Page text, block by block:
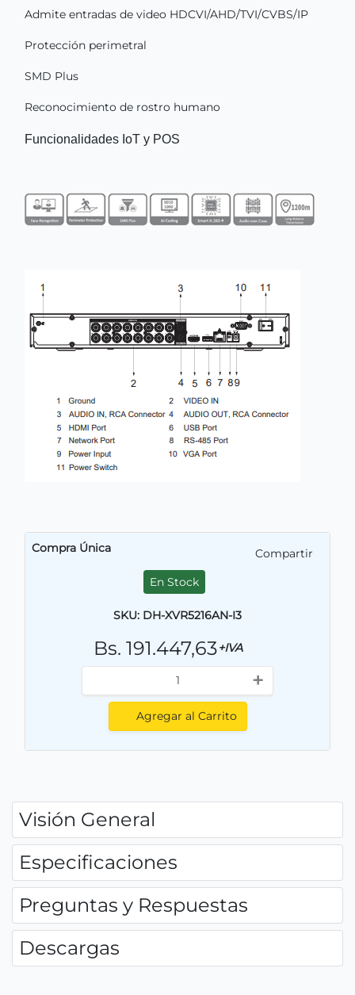
Admite entradas de video HDCVI/AHD/TVI/CVBS/IP
Protección perimetral
SMD Plus
Reconocimiento de rostro humano
Funcionalidades IoT y POS
Compra Única
Compartir
En Stock
SKU: DH-XVR5216AN-I3
Bs. 191.447,63+IVA
+
Agregar al Carrito
Visión General
Especificaciones
Preguntas y Respuestas
Descargas